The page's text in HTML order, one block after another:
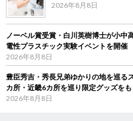
2026年8月8日
ノーベル賞受賞・白川英樹博士が小
電性プラスチック実験イベントを開催
2026年8月8日
豊臣秀吉・秀長兄弟ゆかりの地を巡
カ所・近畿6カ所を巡り限定グッズをも
2026年8月8日